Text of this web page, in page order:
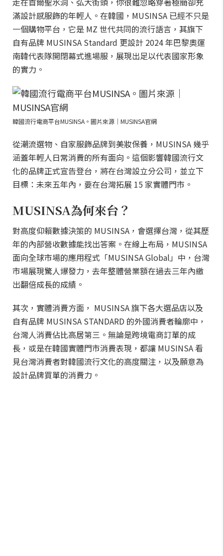
滿設計感服飾的年輕人。在韓國，MUSINSA 已經不只是
一個購物平台，它是 MZ 世代共同的流行語言，其旗下
自有品牌 MUSINSA Standard 更設計 2024 年巴黎奧運
南韓代表隊開閉幕式進場服，展現出足以代表國家形象
的實力。
韓國流行電商平台MUSINSA。圖片來源｜MUSINSA官網
從潮流選物、自家服飾品牌到美妝保養，MUSINSA 幾乎
涵蓋年輕人日常消費的所有面向。這個影響韓國流行文
化的品牌正式宣告登台，將在台灣設立分公司，並立下
目標：未來五年內，要在台灣拓展 15 家實體門市。
MUSINSA為何來台？
對高度仰賴數據決策的 MUSINSA，會選擇台灣，從其歷
年的內部營收數據能找出答案。在線上布局，MUSINSA
面向全球市場的應用程式「MUSINSA Global」中，台灣
市場展現驚人爆發力，去年整體營業額在過去三年內繳
出翻倍成長的成績。
其次，實體消費方面， MUSINSA 旗下各大選品店以及
自有品牌 MUSINSA STANDARD 的外國消費者輪廓中，
台灣人消費佔比高居第三。無論是跨境電商訂單的成
長，或是在韓國實體門市消費表現，都讓 MUSINSA 看
見台灣消費者對韓國流行文化的高度關注，以及願意為
設計品牌買單的消費力。